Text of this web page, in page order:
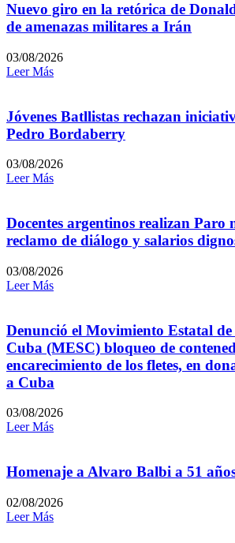
Nuevo giro en la retórica de
de amenazas militares a Irán
03/08/2026
Leer Más
Jóvenes Batllistas rechazan
Pedro Bordaberry
03/08/2026
Leer Más
Docentes argentinos realizan Paro
reclamo de diálogo y salarios
03/08/2026
Leer Más
Denunció el Movimiento Estatal
Cuba (MESC) bloqueo de
encarecimiento de los fletes, en
a Cuba
03/08/2026
Leer Más
Homenaje a Alvaro Balbi a 51
02/08/2026
Leer Más